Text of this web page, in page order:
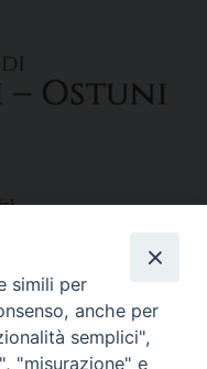
simili per
anche per
semplici",
"misurazione" e